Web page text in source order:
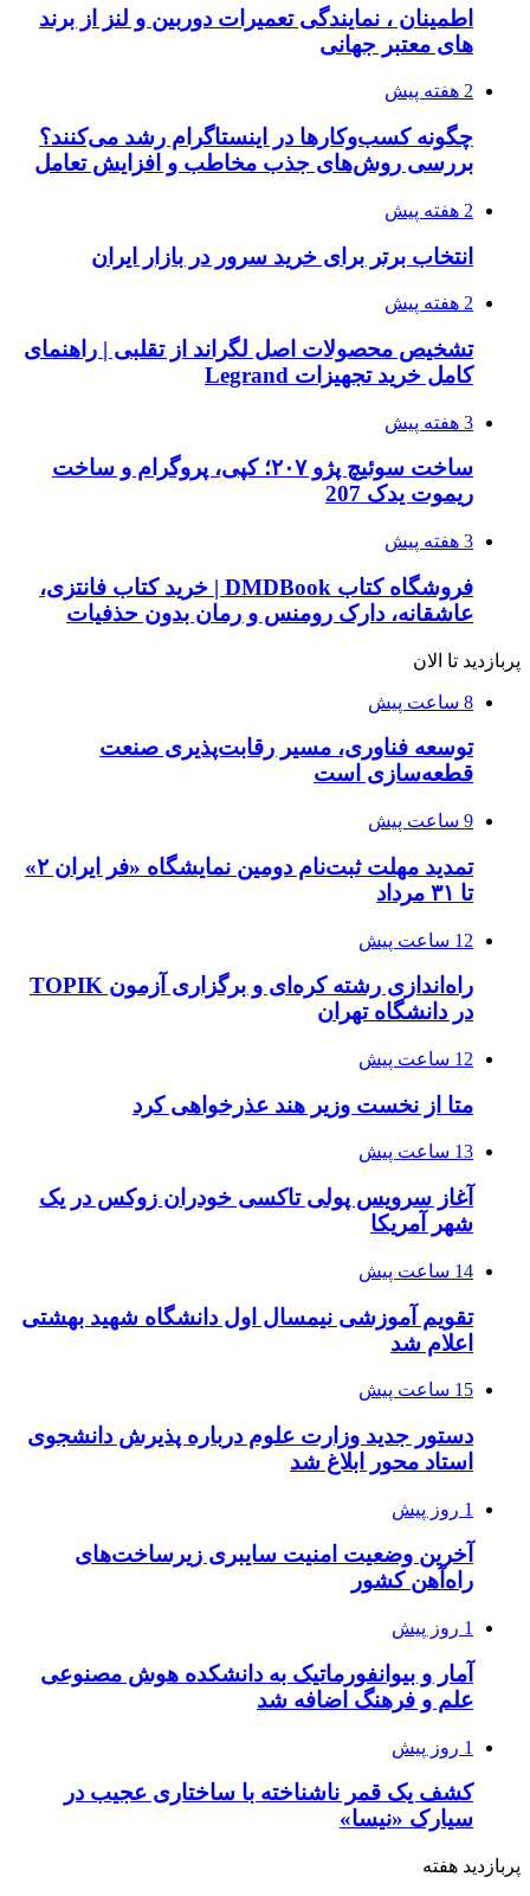
اطمینان ، نمایندگی تعمیرات دوربین و لنز از برند
های معتبر جهانی
2 هفته پیش
چگونه کسب‌وکارها در اینستاگرام رشد می‌کنند؟
بررسی روش‌های جذب مخاطب و افزایش تعامل
2 هفته پیش
انتخاب برتر برای خرید سرور در بازار ایران
2 هفته پیش
تشخیص محصولات اصل لگراند از تقلبی | راهنمای
کامل خرید تجهیزات Legrand
3 هفته پیش
ساخت سوئیچ پژو ۲۰۷؛ کپی، پروگرام و ساخت
ریموت یدک 207
3 هفته پیش
فروشگاه کتاب DMDBook | خرید کتاب فانتزی،
عاشقانه، دارک رومنس و رمان بدون حذفیات
پربازدید تا الان
8 ساعت پیش
توسعه فناوری، مسیر رقابت‌پذیری صنعت
قطعه‌سازی است
9 ساعت پیش
تمدید مهلت ثبت‌نام دومین نمایشگاه «فر ایران ۲»
تا ۳۱ مرداد
12 ساعت پیش
راه‌اندازی رشته کره‌ای و برگزاری آزمون TOPIK
در دانشگاه تهران
12 ساعت پیش
متا از نخست وزیر هند عذرخواهی کرد
13 ساعت پیش
آغاز سرویس پولی تاکسی خودران زوکس در یک
شهر آمریکا
14 ساعت پیش
تقویم آموزشی نیمسال اول دانشگاه شهید بهشتی
اعلام شد
15 ساعت پیش
دستور جدید وزارت علوم درباره پذیرش دانشجوی
استاد محور ابلاغ شد
1 روز پیش
آخرین وضعیت امنیت سایبری زیرساخت‌های
راه‌آهن کشور
1 روز پیش
آمار و بیوانفورماتیک به دانشکده هوش مصنوعی
علم و فرهنگ اضافه شد
1 روز پیش
کشف یک قمر ناشناخته با ساختاری عجیب در
سیارک «نیسا»
پربازدید هفته